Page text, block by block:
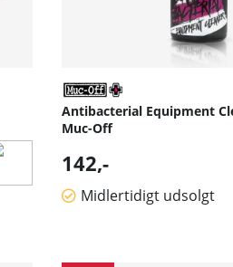
Antibacterial Equipment
Muc-Off
142,-
Midlertidigt udsolgt